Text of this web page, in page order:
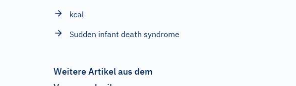
kcal
Sudden infant death syndrome
Weitere Artikel aus dem